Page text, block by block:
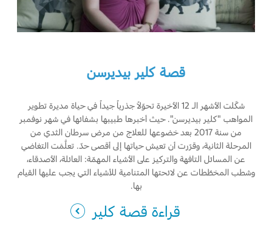
قصة كلير بيديرسن
شكّلت الأشهر الـ 12 الأخيرة تحوّلاً جذرياً جيداً في حياة مديرة تطوير
المواهب "كلير بيديرسن". حيث أخبرها طبيبها بشفائها في شهر نوفمبر
من سنة 2017 بعد خضوعها للعلاج من مرض سرطان الثدي من
المرحلة الثانية، وقرّرت أن تعيش حياتها إلى أقصى حدّ. تعلَّمَت التغاضي
عن المسائل التافهة والتركيز على الأشياء المهمّة: العائلة، الأصدقاء،
وشطب المخطّطات عن لائحتها المتنامية للأشياء التي يجب عليها القيام
بها.
قراءة قصة كلير